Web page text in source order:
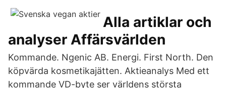
Alla artiklar och
analyser Affärsvärlden
Kommande. Ngenic AB. Energi. First North. Den
köpvärda kosmetikajätten. Aktieanalys Med ett
kommande VD-byte ser världens största